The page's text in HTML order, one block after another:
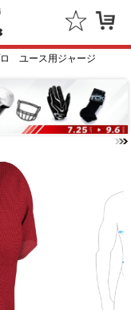
ロ ユース用ジャージ